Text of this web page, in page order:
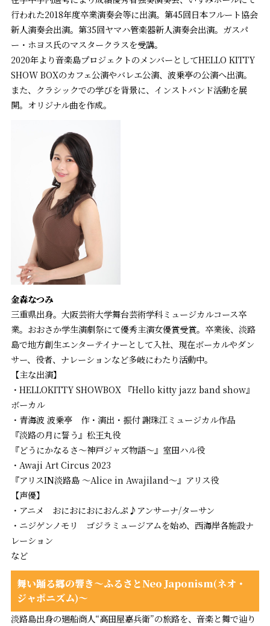
行われた2018年度卒業演奏会等に出演。第45回日本フルート協会
新人演奏会出演。第35回ヤマハ管楽器新人演奏会出演。ガスパ
ー・ホヨス氏のマスタークラスを受講。
2020年より音楽島プロジェクトのメンバーとしてHELLO KITTY
SHOW BOXのカフェ公演やバレエ公演、波乗亭の公演へ出演。
また、クラシックでの学びを背景に、インストバンド活動を展
開。オリジナル曲を作成。
金森なつみ
三重県出身。大阪芸術大学舞台芸術学科ミュージカルコース卒
業。おおさか学生演劇祭にて優秀主演女優賞受賞。卒業後、淡路
島で地方創生エンターテイナーとして入社、現在ボーカルやダン
サー、役者、ナレーションなど多岐にわたり活動中。
【主な出演】
・HELLOKITTY SHOWBOX 『Hello kitty jazz band show』
ボーカル
・青海波 波乗亭 作・演出・振付 謝珠江ミュージカル作品
『淡路の月に誓う』松王丸役
『どうにかなるさ〜神戸ジャズ物語〜』室田ハル役
・Awaji Art Circus 2023
『アリスIN淡路島 ～Alice in Awajiland～』アリス役
【声優】
・アニメ おにおにおにおんぷ♪アンサーナ/ターサン
・ニジゲンノモリ ゴジラミュージアムを始め、西海岸各施設ナ
レーション
など
舞い踊る郷の響き～ふるさとNeo Japonism(ネオ・
ジャポニズム)～
淡路島出身の廻船商人“高田屋嘉兵衛”の旅路を、音楽と舞で辿り